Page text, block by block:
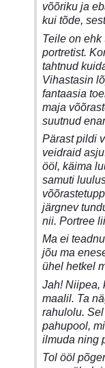
võõriku ja
kui tõde,
Teile on ehk
portretist.
tahtnud
Vihastasin
fantaasia
maja
suutnud
Pärast pildi
veidraid
ööl, käima
samuti
järgnev
nii. Portree
Ma ei
jõu ma
ühel hetkel
Jah! Niipea,
maalil. Ta
rahulolu.
pahupool,
ilmuda ning
Tol ööl